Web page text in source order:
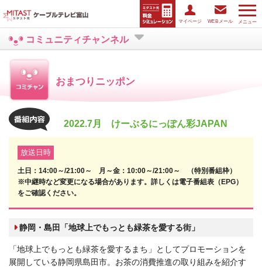
メニュー
マイページ WEBメール
コミュニティチャンネル
おまつりニッポン
2022.7月 けーぶるにっぽん彩JAPAN
放送日時
土日：14:00～/21:00～ 月～金：10:00～/21:00～ （特別番組枠）
※中継時など変更になる場合があります。詳しくは電子番組表（EPG）
をご確認ください。
静岡・島田「地球上でもっとも緑茶を愛する街」
「地球上でもっとも緑茶を愛するまち」としてプロモーションを
展開している静岡県島田市。お茶の消費推進の取り組みを紹介す